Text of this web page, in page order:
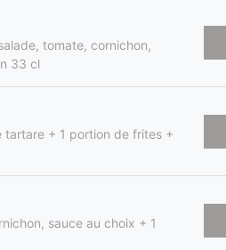
tomate, cornichon,
33 cl
tartare + 1 portion de frites +
sauce au choix + 1